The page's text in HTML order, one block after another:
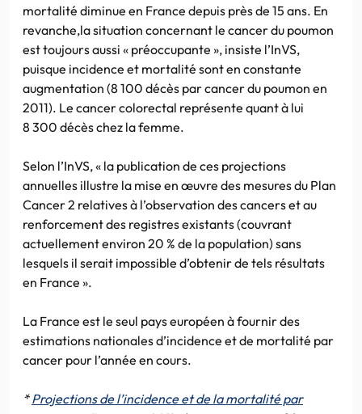
mortalité diminue en France depuis près de 15 ans. En
revanche,la situation concernant le cancer du poumon
est toujours aussi « préoccupante », insiste l’InVS,
puisque incidence et mortalité sont en constante
augmentation (8 100 décès par cancer du poumon en
2011). Le cancer colorectal représente quant à lui
8 300 décès chez la femme.
Selon l’InVS, « la publication de ces projections
annuelles illustre la mise en œuvre des mesures du Plan
Cancer 2 relatives à l’observation des cancers et au
renforcement des registres existants (couvrant
actuellement environ 20 % de la population) sans
lesquels il serait impossible d’obtenir de tels résultats
en France ».
La France est le seul pays européen à fournir des
estimations nationales d’incidence et de mortalité par
cancer pour l’année en cours.
*Projections de l’incidence et de la mortalité par